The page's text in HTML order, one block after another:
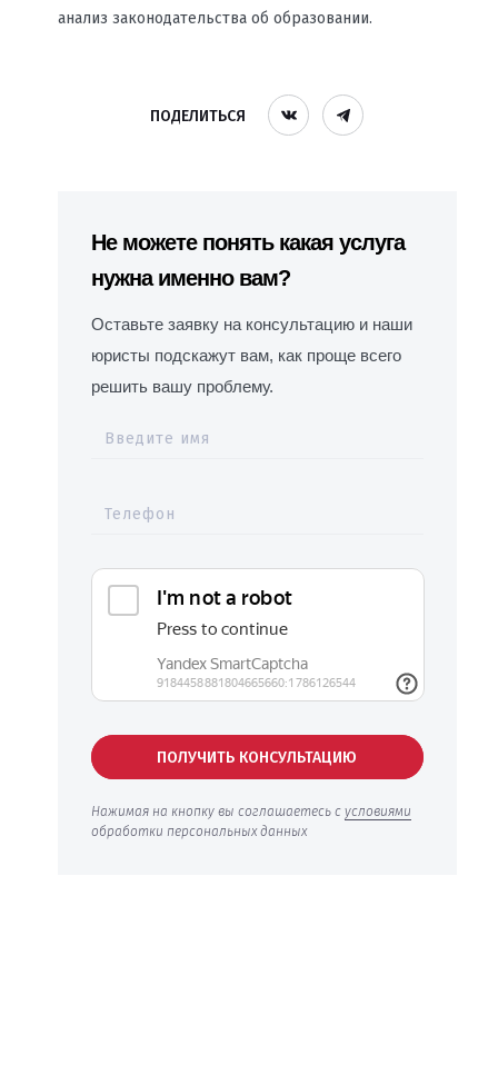
анализ законодательства об образовании.
ПОДЕЛИТЬСЯ
Не можете понять какая услуга
нужна именно вам?
Оставьте заявку на консультацию и наши
юристы подскажут вам, как проще всего
решить вашу проблему.
Введите имя
Телефон
ПОЛУЧИТЬ КОНСУЛЬТАЦИЮ
Нажимая на кнопку вы соглашаетесь с условиями
обработки персональных данных